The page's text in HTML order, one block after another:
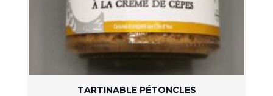
TARTINABLE PÉTONCLES